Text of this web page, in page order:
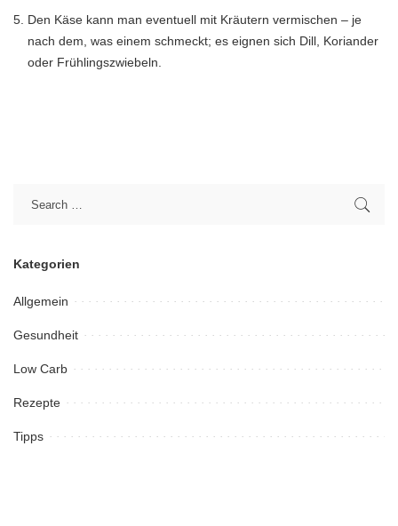
Den Käse kann man eventuell mit Kräutern vermischen – je
nach dem, was einem schmeckt; es eignen sich Dill, Koriander
oder Frühlingszwiebeln.
Kategorien
Allgemein
Gesundheit
Low Carb
Rezepte
Tipps